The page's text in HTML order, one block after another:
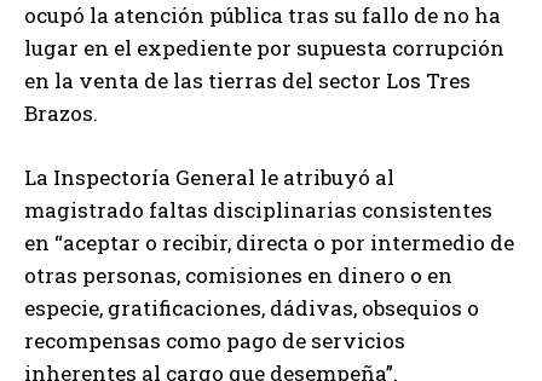
ocupó la atención pública tras su fallo de no ha
lugar en el expediente por supuesta corrupción
en la venta de las tierras del sector Los Tres
Brazos.
La Inspectoría General le atribuyó al
magistrado faltas disciplinarias consistentes
en “aceptar o recibir, directa o por intermedio de
otras personas, comisiones en dinero o en
especie, gratificaciones, dádivas, obsequios o
recompensas como pago de servicios
inherentes al cargo que desempeña”.